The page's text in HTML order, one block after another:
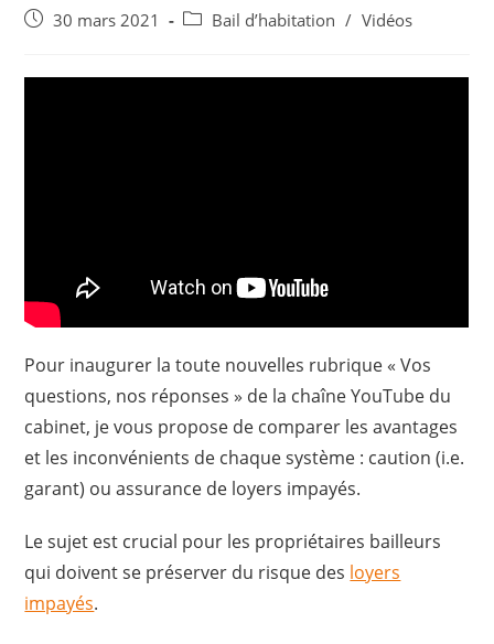
Post30 mars 2021
PostBail d’habitation / Vidéos
Pour inaugurer la toute nouvelles rubrique « Vos
questions, nos réponses » de la chaîne YouTube du
cabinet, je vous propose de comparer les avantages
et les inconvénients de chaque système : caution (i.e.
garant) ou assurance de loyers impayés.
Le sujet est crucial pour les propriétaires bailleurs
qui doivent se préserver du risque des loyers
impayés.